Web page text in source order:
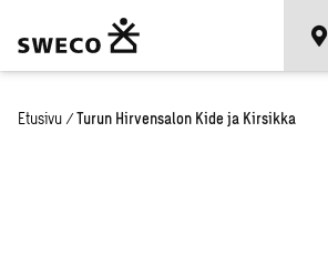
Etusivu / Turun Hirvensalon Kide ja Kirsikka